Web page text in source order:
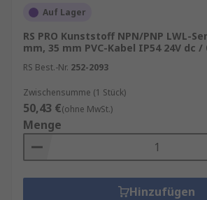
Auf Lager
RS PRO Kunststoff NPN/PNP LWL-
mm, 35 mm PVC-Kabel IP54 24V dc /
RS Best.-Nr. 252-2093
Zwischensumme (1 Stück)
50,43 €(ohne MwSt.)
Menge
Hinzufügen